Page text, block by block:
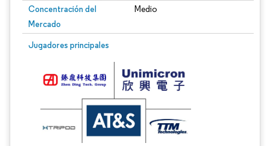
Concentración del
Mercado
Medio
Jugadores principales
Imagen © Mordor Intelligence. El uso requiere atribución según CC BY 4.0.